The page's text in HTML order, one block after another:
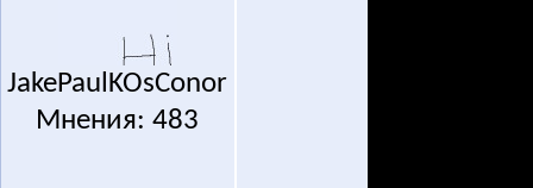
JakePaulKOsConor
Мнения: 483